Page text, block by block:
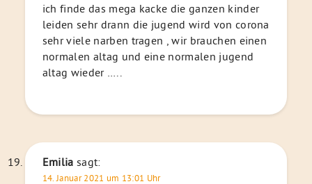
ich finde das mega kacke die ganzen kinder
leiden sehr drann die jugend wird von corona
sehr viele narben tragen , wir brauchen einen
normalen altag und eine normalen jugend
altag wieder …..
Emilia sagt:
14. Januar 2021 um 13:01 Uhr